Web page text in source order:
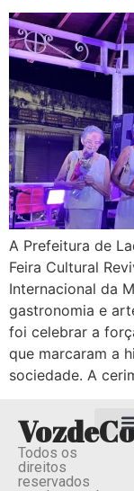
A Prefeitura de
Feira Cultural
Internacional da
gastronomia e
foi celebrar a
que marcaram a
sociedade. A
Todos os
direitos
reservados